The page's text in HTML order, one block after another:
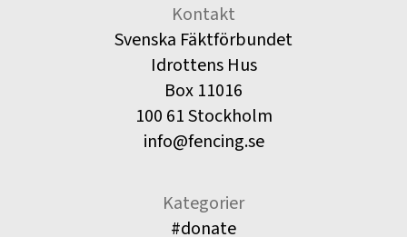
Kontakt
Svenska Fäktförbundet
Idrottens Hus
Box 11016
100 61 Stockholm
info@fencing.se
Kategorier
#donate